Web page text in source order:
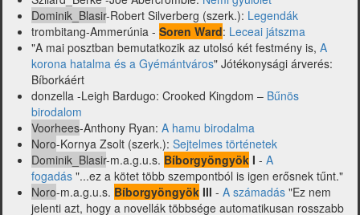
Dominik_Blasir-Robert Silverberg (szerk.): Legendák
trombitang-Ammerúnia - Soren Ward: Leceai játszma
"A mai posztban bemutatkozik az utolsó két festmény is, A
korona hatalma és a Gyémántváros" Jótékonysági árverés:
Bíborkáért
donzella -Leigh Bardugo: Crooked Kingdom – Bűnös
birodalom
Voorhees-Anthony Ryan: A hamu birodalma
Noro-Kornya Zsolt (szerk.): Sejtelmes történetek
Dominik_Blasir-m.a.g.u.s. Bíborgyöngyök I - A
fogadás "...ez a kötet több szempontból is igen erősnek tűnt."
Noro-m.a.g.u.s. Bíborgyöngyök III - A számadás "Ez nem
jelenti azt, hogy a novellák többsége automatikusan rosszabb